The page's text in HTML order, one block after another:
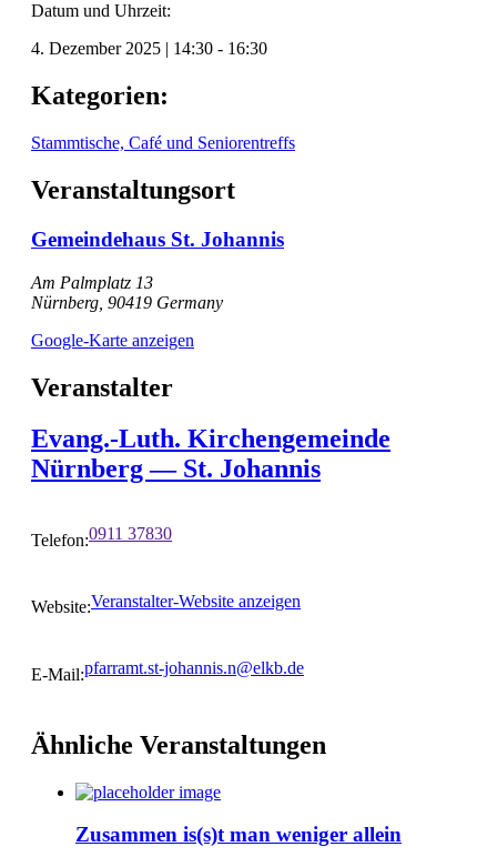
Datum und Uhrzeit:
4. Dezember 2025 | 14:30 - 16:30
Kategorien:
Stammtische, Café und Seniorentreffs
Veranstaltungsort
Gemeindehaus St. Johannis
Am Palmplatz 13
Nürnberg 90419 Germany
Google-Karte anzeigen
Veranstalter
Evang.-Luth. Kirchengemeinde
Nürnberg — St. Johannis
Telefon:0911 37830
Website:Veranstalter-Website anzeigen
E-Mail:pfarramt.st-johannis.n@elkb.de
Ähnliche Veranstaltungen
Zusammen is(s)t man weniger allein